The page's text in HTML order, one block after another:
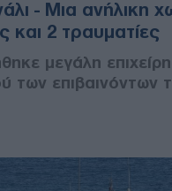
- Μια ανήλικη
και 2 τραυματίες
μεγάλη
των επιβαινόντων